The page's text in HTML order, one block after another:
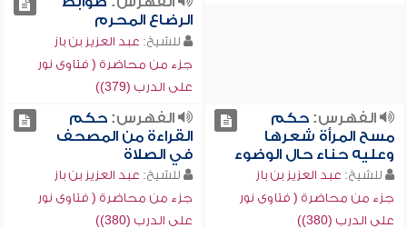
الرضاع المحرم
للشيخ: عبد العزيز بن باز
جزء من محاضرة ( فتاوى نور
على الدرب (379))
الفهرس:حكم
مسح المرأة شعرها
وعليه حناء حال الوضوء
للشيخ: عبد العزيز بن باز
جزء من محاضرة ( فتاوى نور
على الدرب (380))
الفهرس:حكم
القراءة من المصحف
في الصلاة
للشيخ: عبد العزيز بن باز
جزء من محاضرة ( فتاوى نور
على الدرب (380))